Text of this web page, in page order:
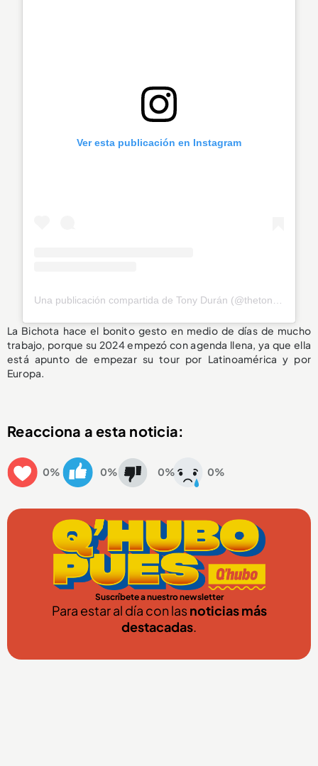
Ver esta publicación en Instagram
La Bichota hace el bonito gesto en medio de días de mucho
trabajo, porque su 2024 empezó con agenda llena, ya que ella
está apunto de empezar su tour por Latinoamérica y por
Europa.
Reacciona a esta noticia:
0% 0% 0% 0%
Suscríbete a nuestro newsletter
Para estar al día con lasnoticias más
destacadas.